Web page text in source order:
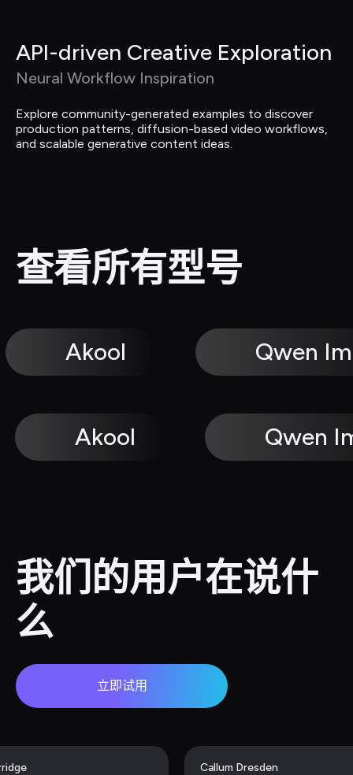
API-driven Creative Exploration
Neural Workflow Inspiration
Explore community-generated examples to discover
production patterns, diffusion-based video workflows,
and scalable generative content ideas.
查看所有型号
Akool Qwen
Akool Qwen
我们的用户在说什
么
立即试用
Callum Dresden